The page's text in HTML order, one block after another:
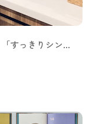
すっきりシン…